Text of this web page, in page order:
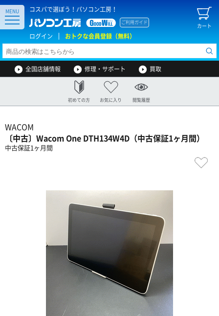
コスパで選ぼう！パソコン工房！
カート
ご利用ガイド
ログイン おトクな会員登録（無料）
MENU
全国店舗情報 修理・サポート 買取
初めての方 お気に入り 閲覧履歴
WACOM
〔中古〕Wacom One DTH134W4D（中古保証1ヶ月間）
中古保証1ヶ月間